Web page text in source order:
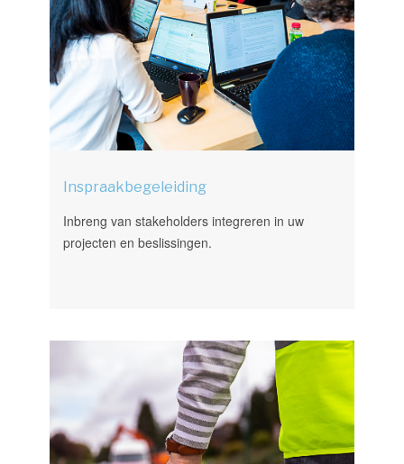
Inspraakbegeleiding
Inbreng van stakeholders integreren in uw
projecten en beslissingen.